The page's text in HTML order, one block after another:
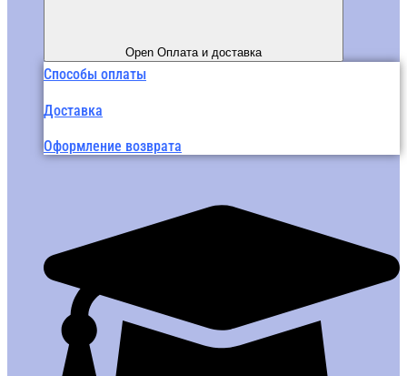
Open Оплата и доставка
Способы оплаты
Доставка
Оформление возврата